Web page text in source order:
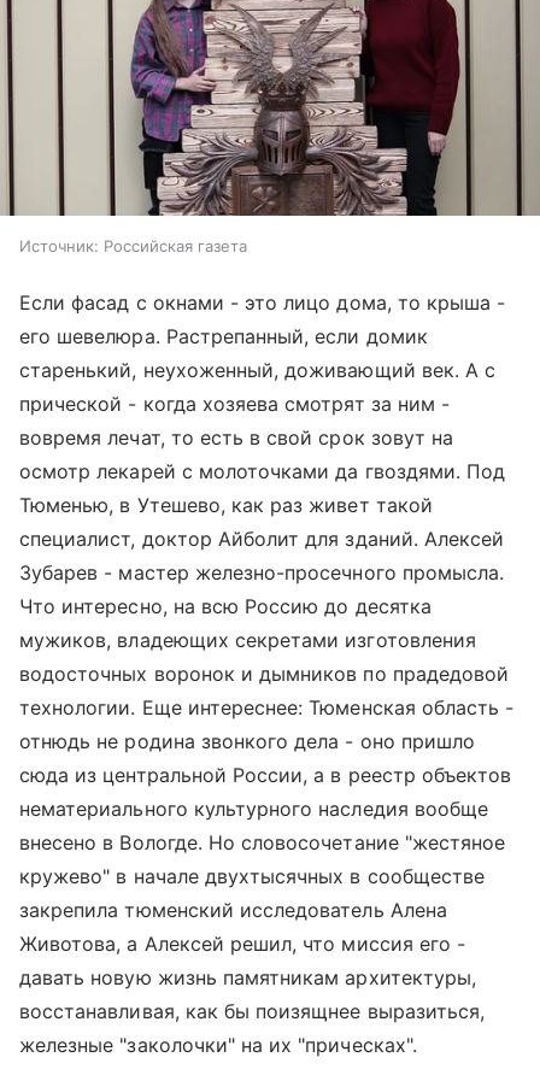
Источник: Российская газета
Если фасад с окнами - это лицо дома, то крыша -
его шевелюра. Растрепанный, если домик
старенький, неухоженный, доживающий век. А с
прической - когда хозяева смотрят за ним -
вовремя лечат, то есть в свой срок зовут на
осмотр лекарей с молоточками да гвоздями. Под
Тюменью, в Утешево, как раз живет такой
специалист, доктор Айболит для зданий. Алексей
Зубарев - мастер железно-просечного промысла.
Что интересно, на всю Россию до десятка
мужиков, владеющих секретами изготовления
водосточных воронок и дымников по прадедовой
технологии. Еще интереснее: Тюменская область -
отнюдь не родина звонкого дела - оно пришло
сюда из центральной России, а в реестр объектов
нематериального культурного наследия вообще
внесено в Вологде. Но словосочетание "жестяное
кружево" в начале двухтысячных в сообществе
закрепила тюменский исследователь Алена
Животова, а Алексей решил, что миссия его -
давать новую жизнь памятникам архитектуры,
восстанавливая, как бы поизящнее выразиться,
железные "заколочки" на их "прическах".